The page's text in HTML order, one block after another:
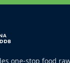
one-stop food